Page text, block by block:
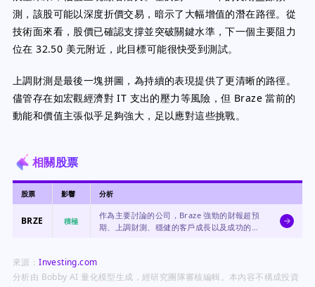
測，該股可能以深度折價交易，暗示了大幅增值的潛在路徑。從
技術面來看，股價已確認支撐並突破關鍵水準，下一個主要阻力
位在 32.50 美元附近，此目標可能很快受到測試。
上調財測是最後一塊拼圖，為持續的表現提供了更清晰的路徑。
儘管存在如宏觀經濟對 IT 支出的壓力等風險，但 Braze 當前的
動能和價值主張似乎足夠強大，足以應對這些挑戰。
相關股票
股票 影響 分析
BRZE 積極
作為主要討論的公司，Braze 強勁的財報超預
期、上調財測、穩健的客戶成長以及成功的人
來源：Investing.com
分析由 Bobby AI 量化模型生成，經研究團隊審核編輯。本內容不構成投資